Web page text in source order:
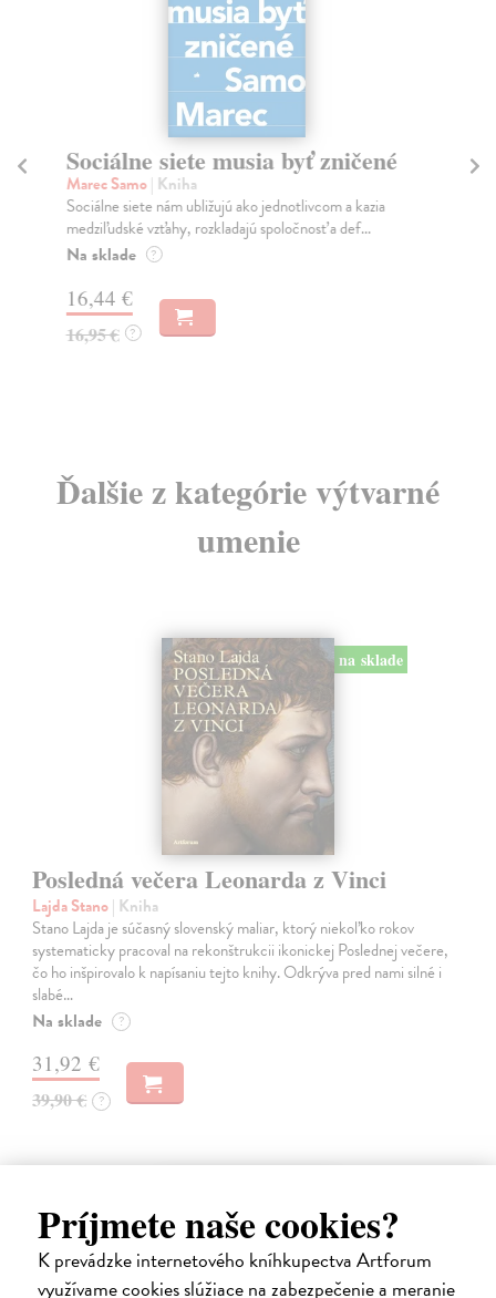
Príjmete naše cookies?
K prevádzke internetového kníhkupectva Artforum
využívame cookies slúžiace na zabezpečenie a meranie
Sociálne siete musia byť zničené
Marec Samo| Kniha
Sociálne siete nám ubližujú ako jednotlivcom a kazia
medziľudské vzťahy, rozkladajú spoločnosť a def...
Na sklade ?
16,44 €
16,95 € ?
Ďalšie z kategórie výtvarné
umenie
na sklade
Posledná večera Leonarda z Vinci
Lajda Stano| Kniha
Stano Lajda je súčasný slovenský maliar, ktorý niekoľko rokov
systematicky pracoval na rekonštrukcii ikonickej Poslednej večere,
čo ho inšpirovalo k napísaniu tejto knihy. Odkrýva pred nami silné i
slabé…
Na sklade ?
31,92 €
39,90 € ?